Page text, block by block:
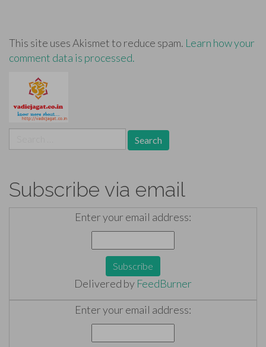
This site uses Akismet to reduce spam. Learn how your
comment data is processed.
for:
Subscribe via email
Enter your email address:
Delivered by FeedBurner
Enter your email address: